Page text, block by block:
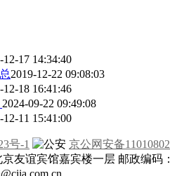
12-17 14:34:40
2019-12-22 09:08:03
12-18 16:41:46
2024-09-22 09:49:08
12-11 15:41:00
号-1
京公网安备
友谊宾馆嘉宾楼一层 邮政编码